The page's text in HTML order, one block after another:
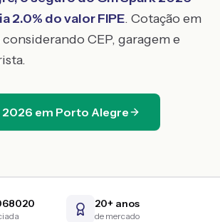
2.0% do valor FIPE. Cotação em
considerando CEP, garagem e
2026 em Porto Alegre
20+ anos
de mercado